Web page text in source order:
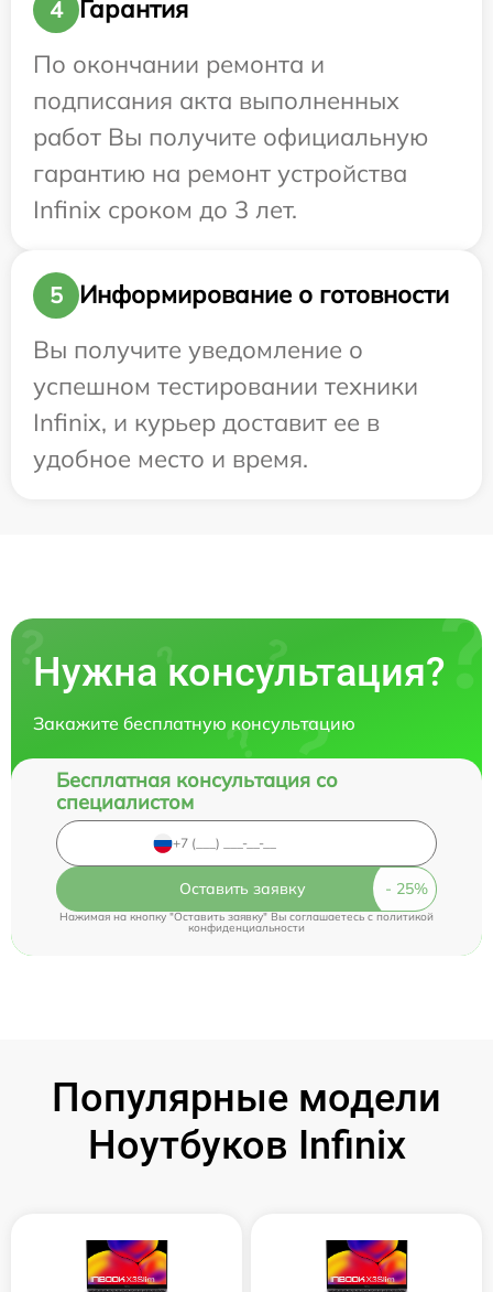
4
Гарантия
По окончании ремонта и
подписания акта выполненных
работ Вы получите официальную
гарантию на ремонт устройства
Infinix сроком до 3 лет.
5
Информирование о готовности
Вы получите уведомление о
успешном тестировании техники
Infinix, и курьер доставит ее в
удобное место и время.
Нужна консультация?
Закажите бесплатную консультацию
Бесплатная консультация со
специалистом
Оставить заявку
Нажимая на кнопку "Оставить заявку" Вы соглашаетесь cполитикой
конфиденциальности
Популярные модели
Ноутбуков Infinix